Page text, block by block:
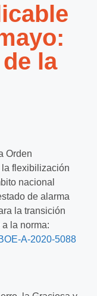
la
Orden
la flexibilización
nacional
de alarma
la transición
la norma:
A-2020-5088